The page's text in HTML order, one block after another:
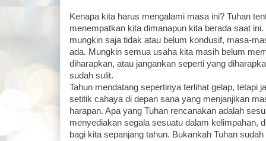
Kenapa kita harus mengalami masa ini? Tuhan
menempatkan kita dimanapun kita berada saat
mungkin saja tidak atau belum kondusif, masa-
ada. Mungkin semua usaha kita masih belum
diharapkan, atau jangankan seperti yang
sudah sulit.
Tahun mendatang sepertinya terlihat gelap, tetapi
setitik cahaya di depan sana yang menjanjikan
harapan. Apa yang Tuhan rencanakan adalah
menyediakan segala sesuatu dalam kelimpahan,
bagi kita sepanjang tahun. Bukankah Tuhan